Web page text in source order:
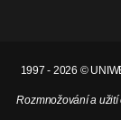
1997 - 2026 ©
Rozmnožování a